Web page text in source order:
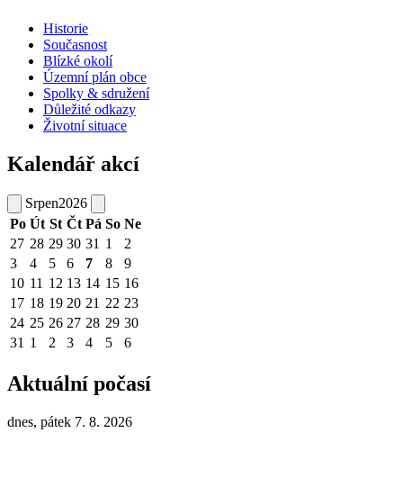
Historie
Současnost
Blízké okolí
Územní plán obce
Spolky & sdružení
Důležité odkazy
Životní situace
Kalendář akcí
Srpen2026
Po Út St Čt Pá So Ne
27 28 29 30 31 1
2
3
4 5 6 7 8
9
10 11 12 13 14 15 16
17 18 19 20 21 22 23
24 25 26 27 28 29 30
31 1 2 3 4 5 6
Aktuální počasí
dnes, pátek 7. 8. 2026